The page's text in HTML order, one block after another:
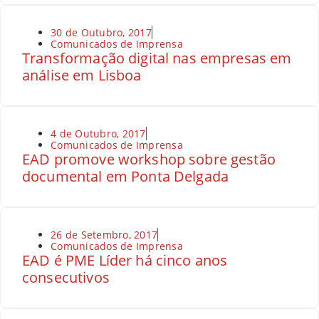
30 de Outubro, 2017
Comunicados de Imprensa
Transformação digital nas empresas em
análise em Lisboa
4 de Outubro, 2017
Comunicados de Imprensa
EAD promove workshop sobre gestão
documental em Ponta Delgada
26 de Setembro, 2017
Comunicados de Imprensa
EAD é PME Líder há cinco anos
consecutivos